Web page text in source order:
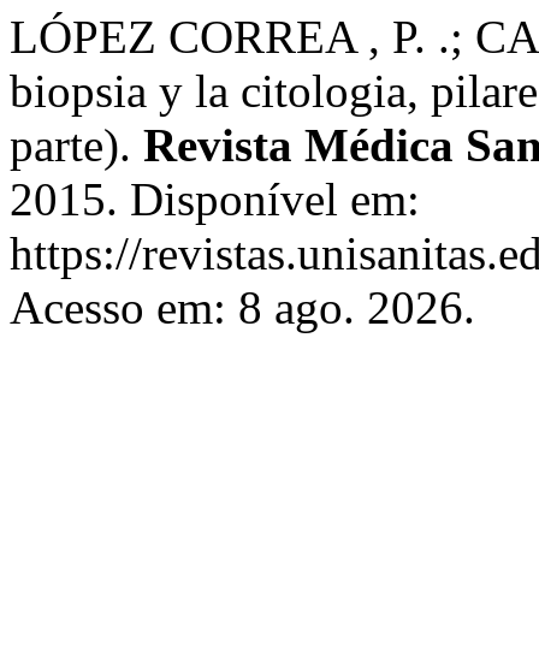
LÓPEZ CORREA , P. .;
biopsia y la citologia,
parte). Revista Médica
2015. Disponível em:
https://
Acesso em: 8 ago. 2026.